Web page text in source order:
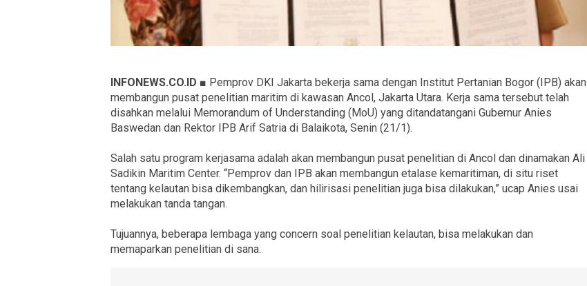
INFONEWS.CO.ID ■ Pemprov DKI Jakarta bekerja sama dengan Institut Pertanian Bogor (IPB) akan
membangun pusat penelitian maritim di kawasan Ancol, Jakarta Utara. Kerja sama tersebut telah
disahkan melalui Memorandum of Understanding (MoU) yang ditandatangani Gubernur Anies
Baswedan dan Rektor IPB Arif Satria di Balaikota, Senin (21/1).
Salah satu program kerjasama adalah akan membangun pusat penelitian di Ancol dan dinamakan Ali
Sadikin Maritim Center. “Pemprov dan IPB akan membangun etalase kemaritiman, di situ riset
tentang kelautan bisa dikembangkan, dan hilirisasi penelitian juga bisa dilakukan,” ucap Anies usai
melakukan tanda tangan.
Tujuannya, beberapa lembaga yang concern soal penelitian kelautan, bisa melakukan dan
memaparkan penelitian di sana.